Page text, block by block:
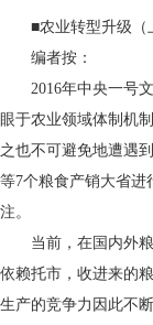
■农业转型升级
编者按：
2016年中央一号
眼于农业领域体制机
之也不可避免地遭遇
等7个粮食产销大省进
注。
当前，在国内外粮
依赖托市，收进来的
生产的竞争力因此不